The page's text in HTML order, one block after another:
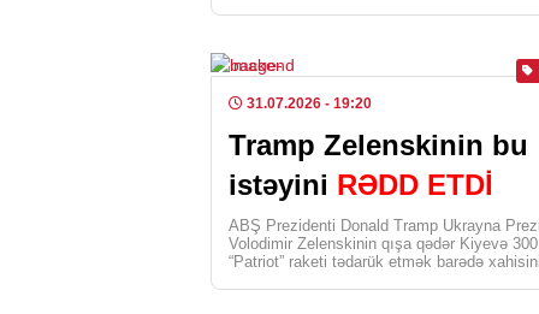
31.07.2026 - 19:20
Tramp Zelenskinin bu
istəyini RƏDD ETDİ
ABŞ Prezidenti Donald Tramp Ukrayna
Volodimir Zelenskinin qışa qədər Kiyevə
“Patriot” raketi tədarük etmək barədə